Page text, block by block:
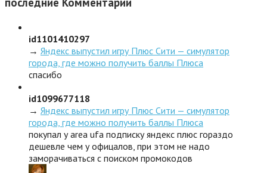
id1101410297
→ Яндекс выпустил игру Плюс Сити — симулятор
города, где можно получить баллы Плюса
спасибо
id1099677118
→ Яндекс выпустил игру Плюс Сити — симулятор
города, где можно получить баллы Плюса
покупал у area ufa подписку яндекс плюс гораздо
дешевле чем у офицалов, при этом не надо
заморачиваться с поиском промокодов